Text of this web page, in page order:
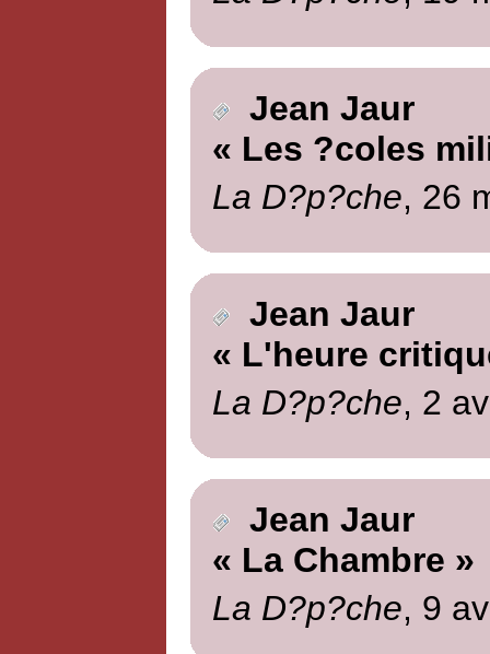
Jean Jaur
« Les ?coles
La D?p?che, 26
Jean Jaur
« L'heure
La D?p?che, 2
Jean Jaur
« La Chambre »
La D?p?che, 9